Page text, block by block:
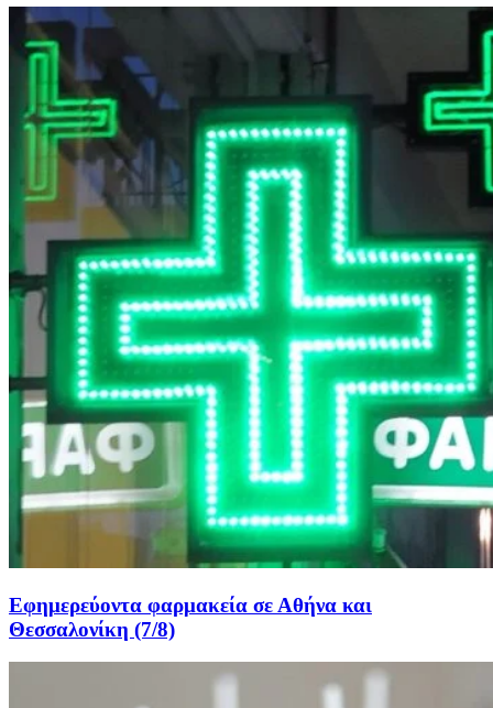
Εφημερεύοντα φαρμακεία σε Αθήνα και
Θεσσαλονίκη (7/8)